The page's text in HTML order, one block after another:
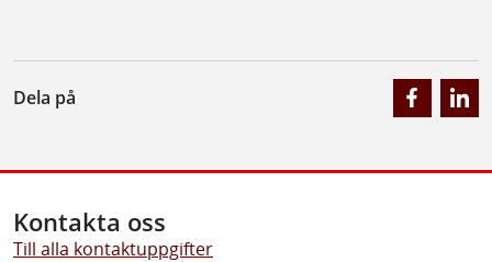
Dela på
Kontakta oss
Till alla kontaktuppgifter